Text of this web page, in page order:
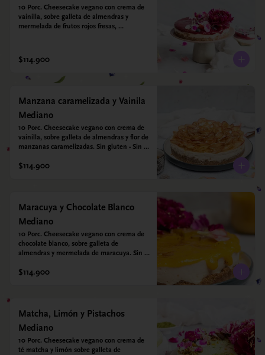
10 Porc. Cheesecake vegano con crema de
vainilla, sobre galleta de almendras y
mermelada de frutos rojos fresas,
$114.900
Manzana caramelizada y Vainila
Mediano
10 Porc. Cheesecake vegano con crema de
vainilla, sobre galleta de almendras y flor de
manzanas caramelizadas. Sin gluten - Sin
$114.900
Maracuya y Chocolate Blanco
Mediano
10 Porc. Cheesecake vegano con crema de
chocolate blanco, sobre galleta de
almendras y mermelada de maracuya. Sin
$114.900
Matcha, Limón y Pistachos
Mediano
10 Porc. Cheesecake vegano con crema de
té matcha y limón sobre galleta de